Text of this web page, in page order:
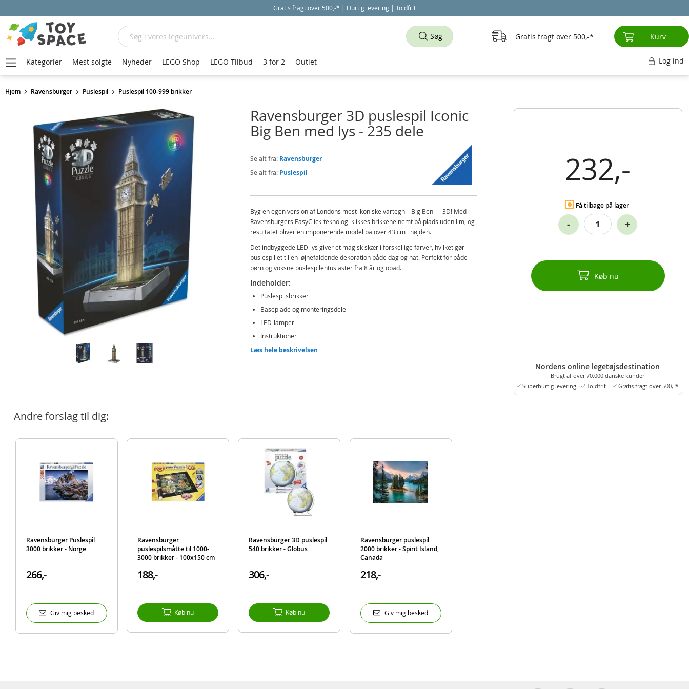
Gratis fragt over 500,-* | Hurtig levering | Toldfrit
Hjem Ravensburger Puslespil Puslespil 100-999 brikker
232,-
Få tilbage på lager
- +
Køb nu
Nordens online legetøjsdestination
Brugt af over 70.000 danske kunder
Superhurtig levering
Toldfrit Gratis fragt over 500,-*
Ravensburger 3D puslespil Iconic
Big Ben med lys - 235 dele
Se alt fra: Ravensburger
Se alt fra: Puslespil
Byg en egen version af Londons mest ikoniske vartegn – Big Ben – i 3D! Med
Ravensburgers EasyClick-teknologi klikkes brikkene nemt på plads uden lim, og
resultatet bliver en imponerende model på over 43 cm i højden.
Det indbyggede LED-lys giver et magisk skær i forskellige farver, hvilket gør
puslespillet til en iøjnefaldende dekoration både dag og nat. Perfekt for både
børn og voksne puslespilentusiaster fra 8 år og opad.
Indeholder:
Puslespilsbrikker
Baseplade og monteringsdele
LED-lamper
Instruktioner
Detaljer:
EAN 4005555080251
Læs hele beskrivelsen
Andre forslag til dig:
Ravensburger Puslespil
3000 brikker - Norge
266,-
Giv mig besked
Ravensburger
puslespilsmåtte til 1000-
3000 brikker - 100x150 cm
188,-
Køb nu
Ravensburger 3D puslespil
540 brikker - Globus
306,-
Køb nu
Ravensburger puslespil
2000 brikker - Spirit Island,
Canada
218,-
Giv mig besked
Søg
Søg Gratis fragt over 500,- Kurv
Kategorier Mest solgte Nyheder LEGO Shop LEGO Tilbud 3 for 2 Outlet Log ind